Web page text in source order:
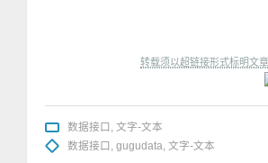
转载须以超链接形式标明文
数据接口 文字-文本
数据接口 gugudata 文字-文本